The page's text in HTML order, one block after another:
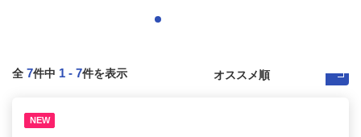
全 7件中 1 - 7件を表示
NEW